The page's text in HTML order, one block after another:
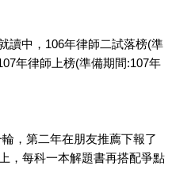
讀中，106年律師二試落榜(準
年律師上榜(準備期間:107年
，第二年在朋友推薦下報了
，每科一本解題書再搭配爭點